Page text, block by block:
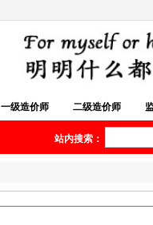
一级造价师 二级造价师
站内搜索：